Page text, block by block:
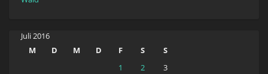
Juli 2016
M
D M D F S
S
1
2
3